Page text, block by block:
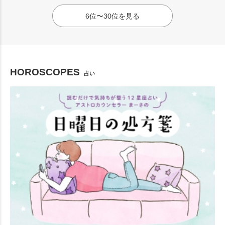
6位〜30位を見る
HOROSCOPES 占い